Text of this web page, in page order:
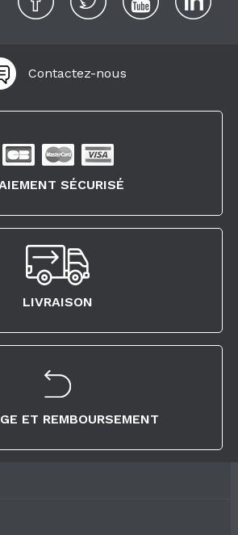
Contactez-nous
SÉCURISÉ
LIVRAISON
ET REMBOURSEMENT